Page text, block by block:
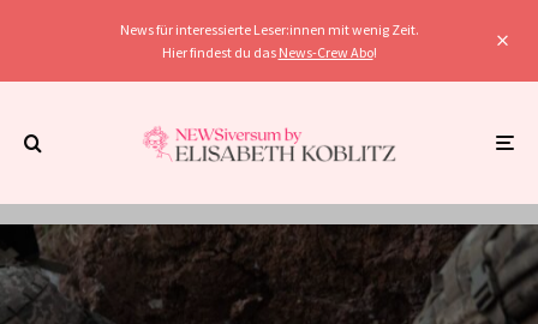
News für interessierte Leser:innen mit wenig Zeit.
Hier findest du das News-Crew Abo!